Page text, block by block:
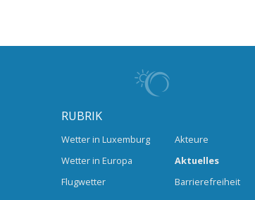
RUBRIK
Wetter in Luxemburg
Wetter in Europa
Flugwetter
Akteure
Aktuelles
Barrierefreiheit